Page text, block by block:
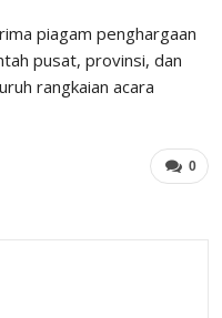
piagam penghargaan
pusat, provinsi, dan
rangkaian acara
0